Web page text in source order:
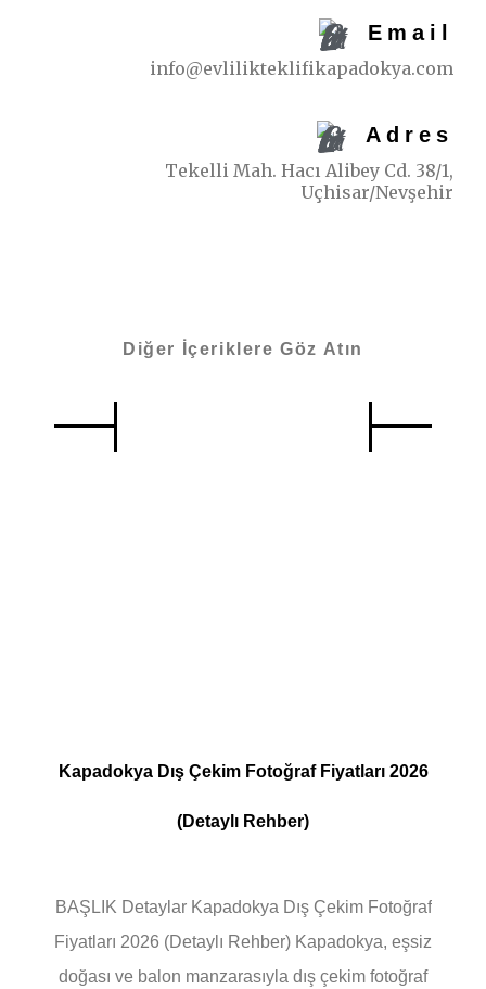
Email
info@evlilikteklifikapadokya.com
Adres
Tekelli Mah. Hacı Alibey Cd. 38/1,
Uçhisar/Nevşehir
Diğer İçeriklere Göz Atın
Kapadokya Dış Çekim Fotoğraf Fiyatları 2026
(Detaylı Rehber)
BAŞLIK Detaylar Kapadokya Dış Çekim Fotoğraf
Fiyatları 2026 (Detaylı Rehber) Kapadokya, eşsiz
doğası ve balon manzarasıyla dış çekim fotoğraf